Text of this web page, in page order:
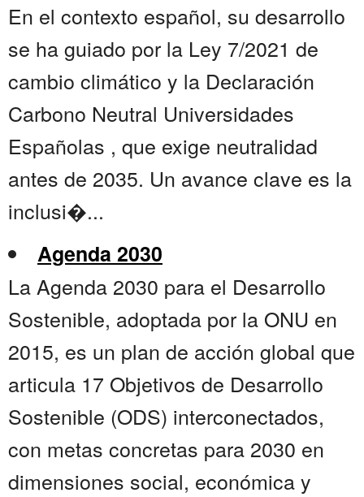
En el contexto español, su desarrollo
se ha guiado por la Ley 7/2021 de
cambio climático y la Declaración
Carbono Neutral Universidades
Españolas , que exige neutralidad
antes de 2035. Un avance clave es la
inclusi�...
Agenda 2030
La Agenda 2030 para el Desarrollo
Sostenible, adoptada por la ONU en
2015, es un plan de acción global que
articula 17 Objetivos de Desarrollo
Sostenible (ODS) interconectados,
con metas concretas para 2030 en
dimensiones social, económica y